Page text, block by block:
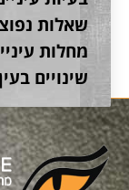
שאלות
מחלות
שינויים